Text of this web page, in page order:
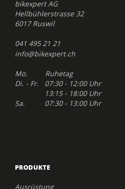
bikexpert AG
Hellbühlerstrasse 32
6017 Ruswil
041 495 21 21
info@bikexpert.ch
Mo. Ruhetag
Di. - Fr. 07:30 - 12:00 Uhr
13:15 - 18:00 Uhr
Sa. 07:30 - 13:00 Uhr
PRODUKTE
Ausrüstung